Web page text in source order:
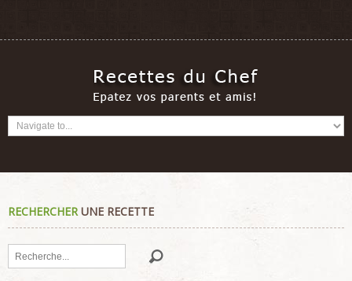
RECHERCHERUNE RECETTE
Rechercher